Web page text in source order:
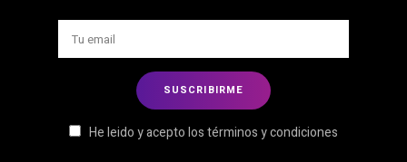
He leido y acepto los términos y condiciones